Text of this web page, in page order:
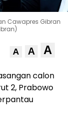
Cawapres Gibran
A A A
calon
2, Prabowo